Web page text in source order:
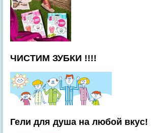
ЧИСТИМ ЗУБКИ !!!!
Гели для душа на любой вкус!